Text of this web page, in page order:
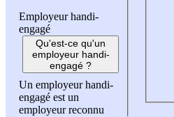
Employeur handi-
engagé
Qu'est-ce qu'un
employeur handi-
engagé ?
Un employeur handi-
engagé est un
employeur reconnu